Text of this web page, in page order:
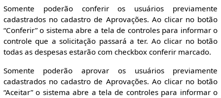
Somente poderão conferir os usuários previamente
cadastrados no cadastro de Aprovações. Ao clicar no botão
“Conferir” o sistema abre a tela de controles para informar o
controle que a solicitação passará a ter. Ao clicar no botão
todas as despesas estarão com checkbox conferir marcado.
Somente poderão aprovar os usuários previamente
cadastrados no cadastro de Aprovações. Ao clicar no botão
“Aceitar” o sistema abre a tela de controles para informar o